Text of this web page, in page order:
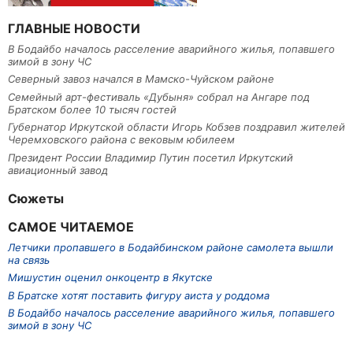
ГЛАВНЫЕ НОВОСТИ
В Бодайбо началось расселение аварийного жилья, попавшего
зимой в зону ЧС
Северный завоз начался в Мамско-Чуйском районе
Семейный арт-фестиваль «Дубыня» собрал на Ангаре под
Братском более 10 тысяч гостей
Губернатор Иркутской области Игорь Кобзев поздравил жителей
Черемховского района с вековым юбилеем
Президент России Владимир Путин посетил Иркутский
авиационный завод
Сюжеты
САМОЕ ЧИТАЕМОЕ
Летчики пропавшего в Бодайбинском районе самолета вышли
на связь
Мишустин оценил онкоцентр в Якутске
В Братске хотят поставить фигуру аиста у роддома
В Бодайбо началось расселение аварийного жилья, попавшего
зимой в зону ЧС